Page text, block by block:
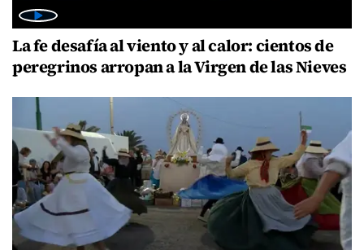
La fe desafía al viento y al calor: cientos de
peregrinos arropan a la Virgen de las Nieves